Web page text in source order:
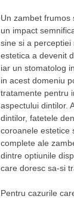
Un zambet frumos
un impact
sine si a perceptiei
estetica a devenit
iar un stomatolog
in acest domeniu
tratamente pentru
aspectului dintilor.
dintilor, fatetele
coroanele estetice
complete ale
dintre optiunile
care doresc sa-si
Pentru cazurile